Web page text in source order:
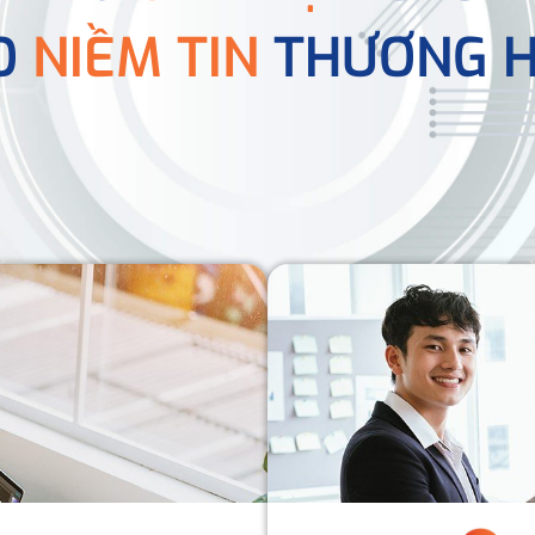
NIỀM TIN THƯƠNG